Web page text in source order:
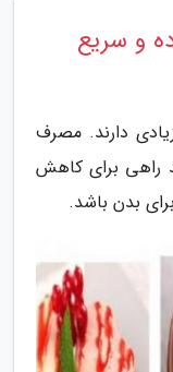
دارند. مصرف
راهی برای کاهش
بدن باشد.